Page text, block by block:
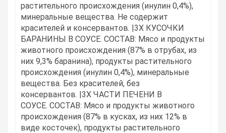
растительного происхождения (инулин 0,4%),
минеральные вещества. Не содержит
красителей и консервантов. |3X КУСОЧКИ
БАРАНИНЫ В СОУСЕ. СОСТАВ: Мясо и продукты
животного происхождения (87% в отрубах, из
них 9,3% баранина), продукты растительного
происхождения (инулин 0,4%), минеральные
вещества. Без красителей, без
консервантов. |3X ЧАСТИ ПЕЧЕНИ В
СОУСЕ. СОСТАВ: Мясо и продукты животного
происхождения (87% в кусках, из них 12% в
виде косточек), продукты растительного